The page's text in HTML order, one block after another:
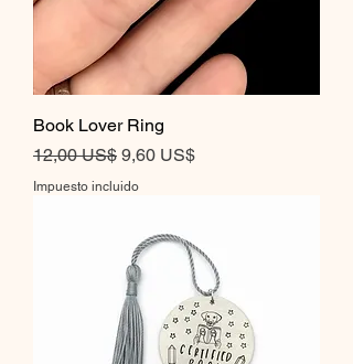
Book Lover Ring
Precio
12,00 US$ Precio de oferta
9,60 US$
Impuesto incluido